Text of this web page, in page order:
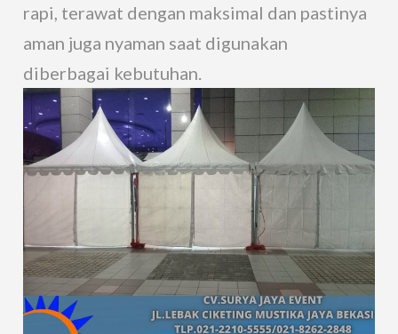
rapi, terawat dengan maksimal dan pastinya
aman juga nyaman saat digunakan
diberbagai kebutuhan.